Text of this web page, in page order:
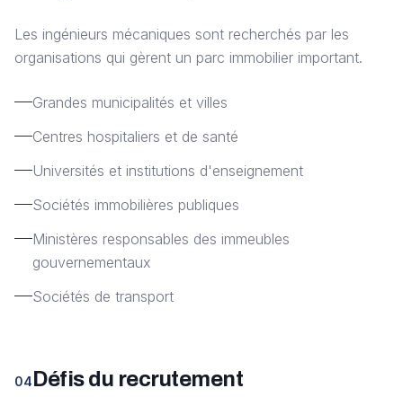
Les ingénieurs mécaniques sont recherchés par les
organisations qui gèrent un parc immobilier important.
Grandes municipalités et villes
Centres hospitaliers et de santé
Universités et institutions d'enseignement
Sociétés immobilières publiques
Ministères responsables des immeubles
gouvernementaux
Sociétés de transport
04Défis du recrutement